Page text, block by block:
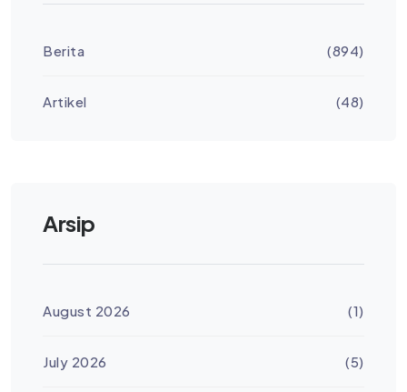
Berita (894)
Artikel (48)
Arsip
August 2026 (1)
July 2026 (5)